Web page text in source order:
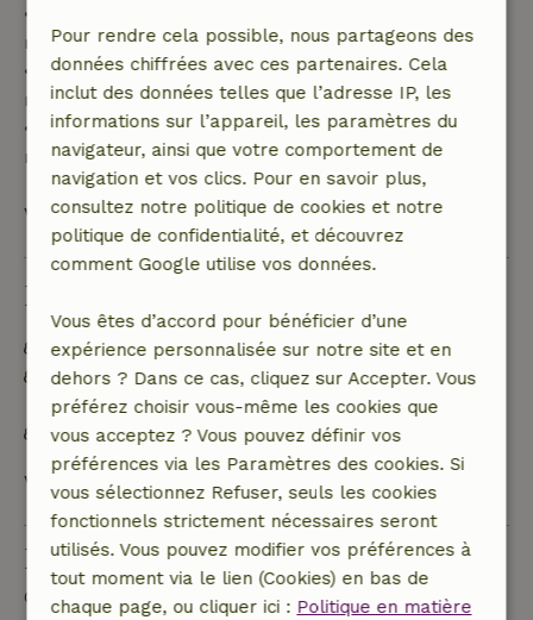
• Entre 42 et 28 jours avant l'arrivée :
remboursement de 40 %
• De 28 jours avant l'arrivée jusqu'au jour même :
remboursement de 10 %
• Le jour de l'arrivée ou après : aucun
remboursement
Voir tout
Durabilité
Étiquette énergétique : A
Hors réseau ou alimenté par une énergie 100 %
renouvelable
Matériaux d'isolation naturelle
Voir tout
Poser une question
Contacte le propriétaire de la Maison nature.
Pour rendre cela possible, nous partageons des
données chiffrées avec ces partenaires. Cela
inclut des données telles que l’adresse IP, les
informations sur l’appareil, les paramètres du
navigateur, ainsi que votre comportement de
navigation et vos clics. Pour en savoir plus,
consultez notre politique de cookies et notre
politique de confidentialité, et découvrez
comment Google utilise vos données.
Vous êtes d’accord pour bénéficier d’une
expérience personnalisée sur notre site et en
dehors ? Dans ce cas, cliquez sur Accepter. Vous
préférez choisir vous-même les cookies que
vous acceptez ? Vous pouvez définir vos
préférences via les Paramètres des cookies. Si
vous sélectionnez Refuser, seuls les cookies
fonctionnels strictement nécessaires seront
utilisés. Vous pouvez modifier vos préférences à
tout moment via le lien (Cookies) en bas de
chaque page, ou cliquer ici : Politique en matière